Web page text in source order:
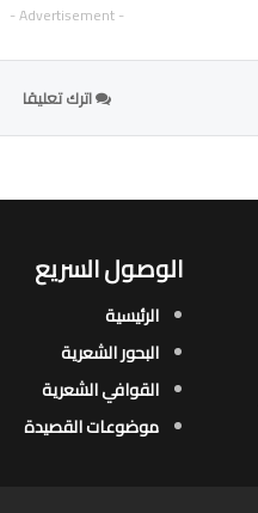
- Advertisement -
اترك تعليقا
الوصول السريع
الرئيسية
البحور الشعرية​
القوافي الشعرية​
موضوعات القصيدة​